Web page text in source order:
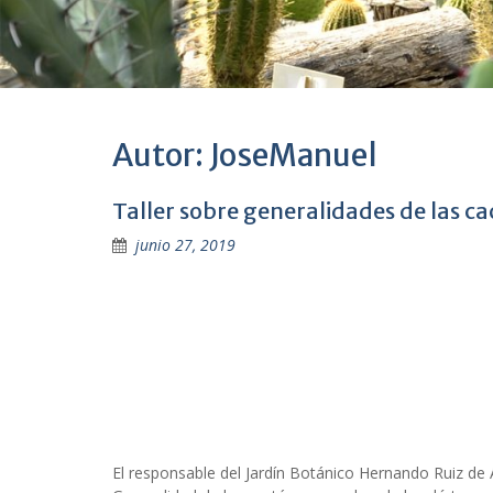
Autor: JoseManuel
Taller sobre generalidades de las
junio 27, 2019
El responsable del Jardín Botánico Hernando Ruiz